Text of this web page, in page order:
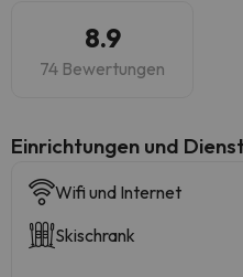
8.9
74 Bewertungen
​Einrichtungen und
Wifi und Internet
Skischrank